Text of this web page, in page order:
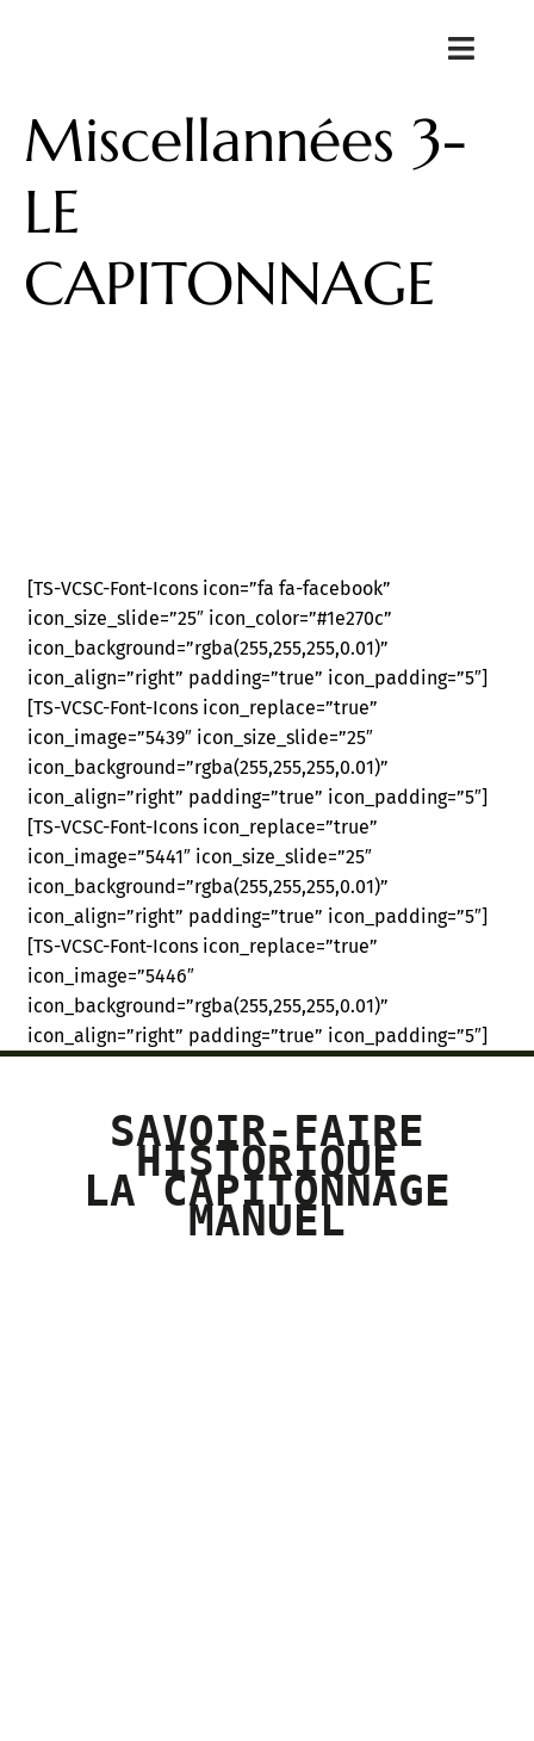
Miscellannées 3-
LE
CAPITONNAGE
[TS-VCSC-Font-Icons icon=”fa fa-facebook”
icon_size_slide=”25″ icon_color=”#1e270c”
icon_background=”rgba(255,255,255,0.01)”
icon_align=”right” padding=”true” icon_padding=”5″]
[TS-VCSC-Font-Icons icon_replace=”true”
icon_image=”5439″ icon_size_slide=”25″
icon_background=”rgba(255,255,255,0.01)”
icon_align=”right” padding=”true” icon_padding=”5″]
[TS-VCSC-Font-Icons icon_replace=”true”
icon_image=”5441″ icon_size_slide=”25″
icon_background=”rgba(255,255,255,0.01)”
icon_align=”right” padding=”true” icon_padding=”5″]
[TS-VCSC-Font-Icons icon_replace=”true”
icon_image=”5446″
icon_background=”rgba(255,255,255,0.01)”
icon_align=”right” padding=”true” icon_padding=”5″]
SAVOIR-FAIRE
HISTORIQUE
LA CAPITONNAGE
MANUEL